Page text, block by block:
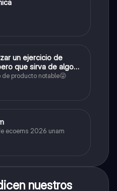
un ejercicio de
que sirva de algo💕
producto notable😜
ecoems 2026 unam
nuestros